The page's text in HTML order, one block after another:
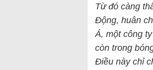
Từ đó càng
Động, huân
Á, một công
còn trong
Điều này chỉ